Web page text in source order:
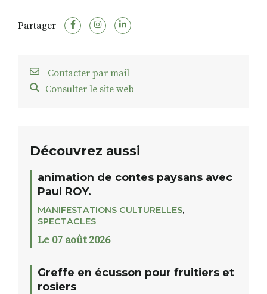
Partager
Contacter par mail
Consulter le site web
Découvrez aussi
animation de contes paysans avec
Paul ROY.
MANIFESTATIONS CULTURELLES,
SPECTACLES
Le 07 août 2026
Greffe en écusson pour fruitiers et
rosiers